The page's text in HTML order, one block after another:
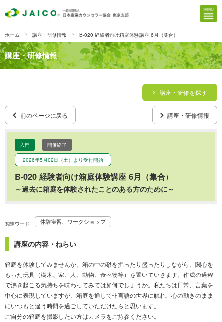
ホーム 講座・研修情報 B-020 経験者向け箱庭体験講座 6月（集合）
講座・研修情報
前のページに戻る 講座・研修情報
講座・研修を探す
入門 開催終了
2026年5月02日（土）より受付開始
B-020 経験者向け箱庭体験講座 6月（集合）
～過去に箱庭を体験されたことのある方のために～
関連ワード 体験実習、ワークショップ
講座の内容・ねらい
箱庭を体験してみませんか。箱の中の砂を掘ったり盛ったりしながら、関心を
もった玩具（樹木、家、人、動物、食べ物等）を置いていきます。作成の過程
で沸き起こる気持ちを味わってみては如何でしょうか。私たちは日常、言葉を
中心に表現していますが、箱庭を通して非言語の世界に触れ、心の動きのまま
にいつもと違う時間を過ごしていただけたらと思います。
ご自分の箱庭を撮影したい方はカメラをご持参ください。